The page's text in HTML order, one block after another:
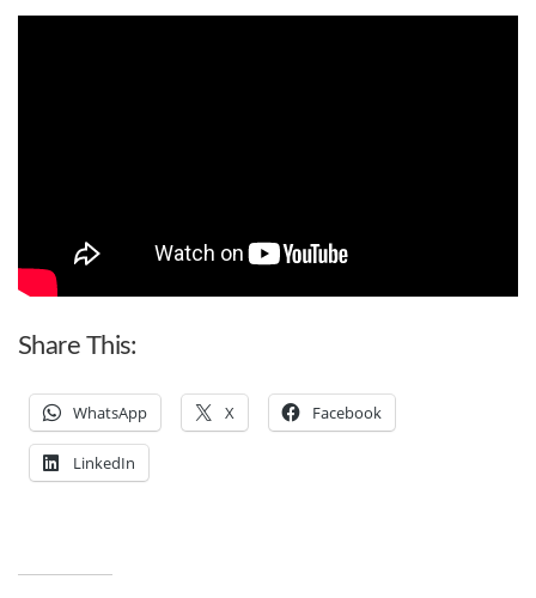
Share This:
WhatsApp X Facebook
LinkedIn